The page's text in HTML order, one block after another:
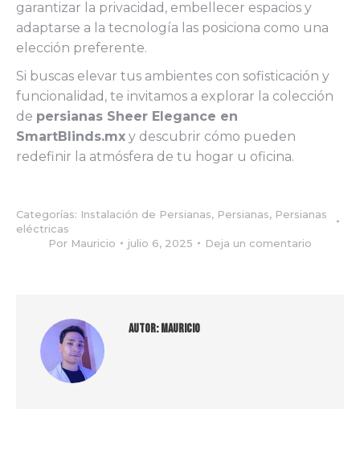
garantizar la privacidad, embellecer espacios y
adaptarse a la tecnología las posiciona como una
elección preferente.
Si buscas elevar tus ambientes con sofisticación y
funcionalidad, te invitamos a explorar la colección
de persianas Sheer Elegance en
SmartBlinds.mx y descubrir cómo pueden
redefinir la atmósfera de tu hogar u oficina.
Categorías: Instalación de Persianas, Persianas, Persianas
eléctricas
Por Mauricio julio 6, 2025 Deja un comentario
Autor:Mauricio